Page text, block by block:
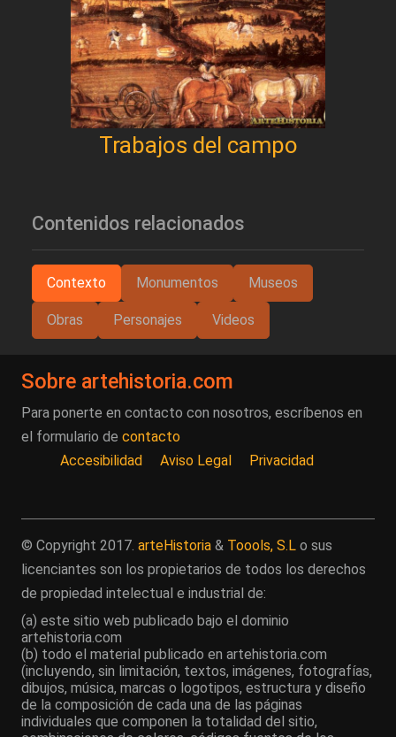
Trabajos del campo
Contenidos relacionados
Contexto Monumentos Museos
Obras Personajes Videos
Sobre artehistoria.com
Para ponerte en contacto con nosotros, escríbenos en
el formulario de contacto
Accesibilidad
Aviso Legal Privacidad
© Copyright 2017. arteHistoria & Toools, S.L o sus
licenciantes son los propietarios de todos los derechos
de propiedad intelectual e industrial de:
(a) este sitio web publicado bajo el dominio
artehistoria.com
(b) todo el material publicado en artehistoria.com
(incluyendo, sin limitación, textos, imágenes, fotografías,
dibujos, música, marcas o logotipos, estructura y diseño
de la composición de cada una de las páginas
individuales que componen la totalidad del sitio,